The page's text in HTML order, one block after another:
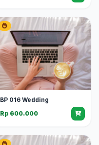
BP 016 Wedding
Rp 600.000